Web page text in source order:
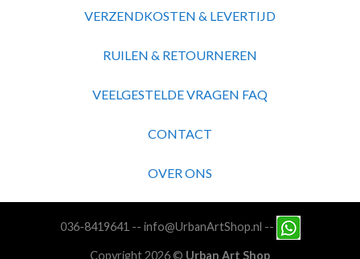
VERZENDKOSTEN & LEVERTIJD
RUILEN & RETOURNEREN
VEELGESTELDE VRAGEN FAQ
CONTACT
OVER ONS
036-8419641 -- info@UrbanArtShop.nl --
Copyright 2026 © Urban Art Shop